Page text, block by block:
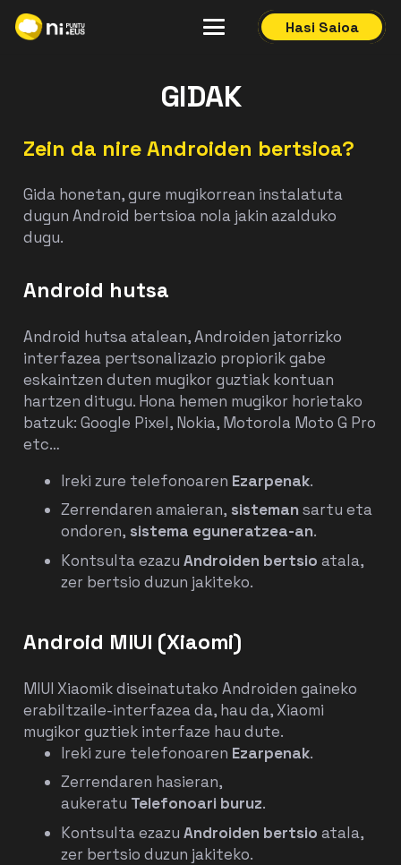
Hasi Saioa
GIDAK
Zein da nire Androiden bertsioa?
Gida honetan, gure mugikorrean instalatuta
dugun Android bertsioa nola jakin azalduko
dugu.
Android hutsa
Android hutsa atalean, Androiden jatorrizko
interfazea pertsonalizazio propiorik gabe
eskaintzen duten mugikor guztiak kontuan
hartzen ditugu. Hona hemen mugikor horietako
batzuk: Google Pixel, Nokia, Motorola Moto G Pro
etc…
Ireki zure telefonoaren Ezarpenak.
Zerrendaren amaieran, sisteman sartu eta
ondoren, sistema eguneratzea-an.
Kontsulta ezazu Androiden bertsio atala,
zer bertsio duzun jakiteko.
Android MIUI (Xiaomi)
MIUI Xiaomik diseinatutako Androiden gaineko
erabiltzaile-interfazea da, hau da, Xiaomi
mugikor guztiek interfaze hau dute.
Ireki zure telefonoaren Ezarpenak.
Zerrendaren hasieran,
aukeratu Telefonoari buruz.
Kontsulta ezazu Androiden bertsio atala,
zer bertsio duzun jakiteko.